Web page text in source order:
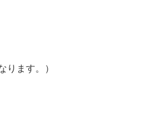
ります。）